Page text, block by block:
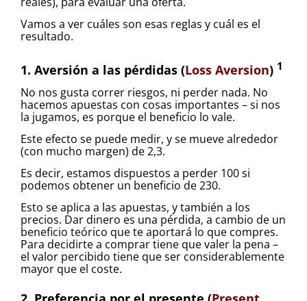
Vamos a ver cuáles son esas reglas y cuál es el
resultado.
1. Aversión a las pérdidas (Loss Aversion) 1
No nos gusta correr riesgos, ni perder nada. No
hacemos apuestas con cosas importantes – si nos
la jugamos, es porque el beneficio lo vale.
Este efecto se puede medir, y se mueve alrededor
(con mucho margen) de 2,3.
Es decir, estamos dispuestos a perder 100 si
podemos obtener un beneficio de 230.
Esto se aplica a las apuestas, y también a los
precios. Dar dinero es una pérdida, a cambio de un
beneficio teórico que te aportará lo que compres.
Para decidirte a comprar tiene que valer la pena –
el valor percibido tiene que ser considerablemente
mayor que el coste.